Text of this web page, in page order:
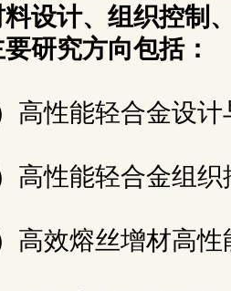
设计、组织控制
研究方向包括：
）高性能轻合金设
）高性能轻合金组
）高效熔丝增材高